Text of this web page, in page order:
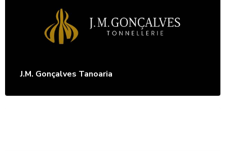
J.M. Gonçalves Tanoaria